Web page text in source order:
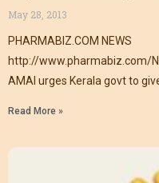
May 28, 2013
PHARMABIZ.COM NEWS
http://www.pharmabiz.com/
AMAI urges Kerala govt to
Read More »